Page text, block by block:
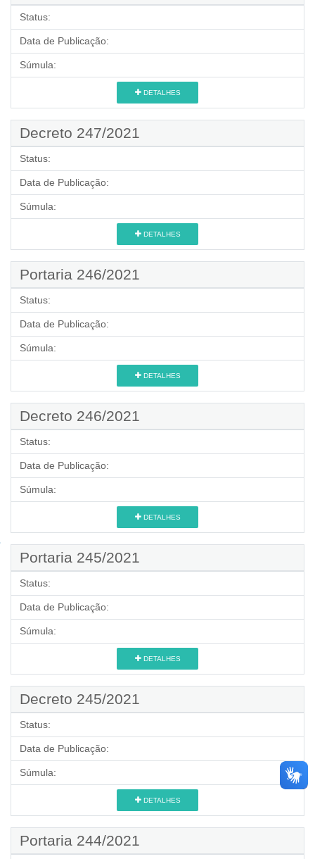
Status:
Data de Publicação:
Súmula:
DETALHES
Decreto 247/2021
Status:
Data de Publicação:
Súmula:
DETALHES
Portaria 246/2021
Status:
Data de Publicação:
Súmula:
DETALHES
Decreto 246/2021
Status:
Data de Publicação:
Súmula:
DETALHES
Portaria 245/2021
Status:
Data de Publicação:
Súmula:
DETALHES
Decreto 245/2021
Status:
Data de Publicação:
Súmula:
DETALHES
Portaria 244/2021